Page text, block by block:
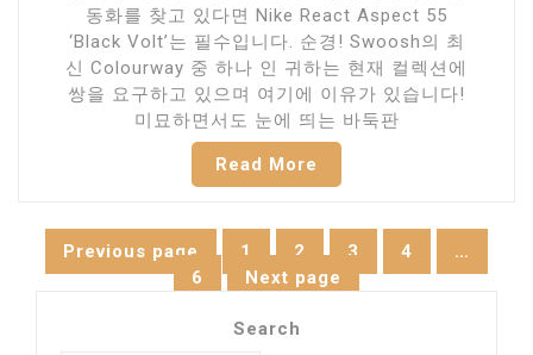
동화를 찾고 있다면 Nike React Aspect 55
‘Black Volt’는 필수입니다. 순경! Swoosh의 최
신 Colourway 중 하나 인 귀하는 현재 컬렉션에
쌍을 요구하고 있으며 여기에 이유가 있습니다!
미묘하면서도 눈에 띄는 바둑판
Read More
Posts
navigation
Previous page Page
1 Page
2 Page
3 Page
4
…
Page
6 Next page
Search